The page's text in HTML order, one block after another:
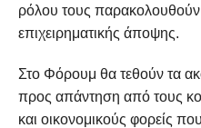
ρόλου τους παρακολουθούν
επιχειρηματικής άποψης.
Στο Φόρουμ θα τεθούν τα
προς απάντηση από τους
και οικονομικούς φορείς